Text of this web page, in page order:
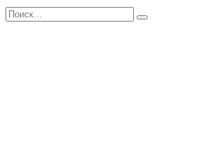
Перейти
Search